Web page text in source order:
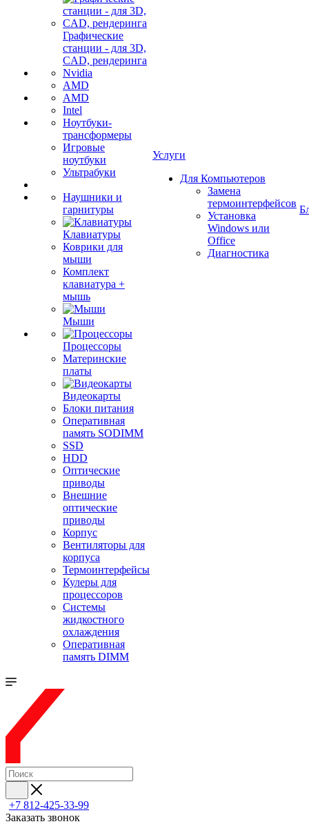
Графические
станции - для 3D,
CAD, рендеринга
Nvidia
AMD
AMD
Intel
Ноутбуки-
трансформеры
Игровые
ноутбуки
Ультрабуки
Наушники и
гарнитуры
Клавиатуры
Коврики для
мыши
Комплект
клавиатура +
мышь
Мыши
Процессоры
Материнские
платы
Видеокарты
Блоки питания
Оперативная
память SODIMM
SSD
HDD
Оптические
приводы
Внешние
оптические
приводы
Корпус
Вентиляторы для
корпуса
Термоинтерфейсы
Кулеры для
процессоров
Системы
жидкостного
охлаждения
Оперативная
память DIMM
Услуги
Для Компьютеров
Замена
термоинтерфейсов
Установка
Windows или
Office
Диагностика
+7 812-425-33-99
Заказать звонок